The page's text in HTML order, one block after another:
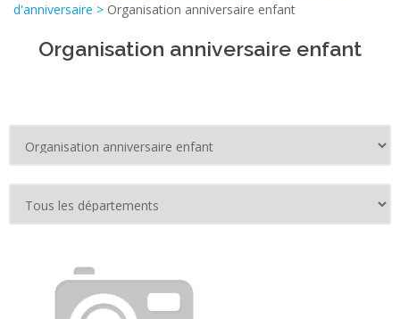
d'anniversaire > Organisation anniversaire enfant
Organisation anniversaire enfant